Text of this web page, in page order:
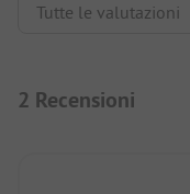
2 Recensioni